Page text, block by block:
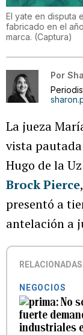
El yate en disputa
fabricado en el
marca. (Captura)
Por
La jueza
vista pautada
Hugo de la
Brock Pierce
presentó a
antelación a
RELACIONADAS
NEGOCIOS
No
fuerte
industriales